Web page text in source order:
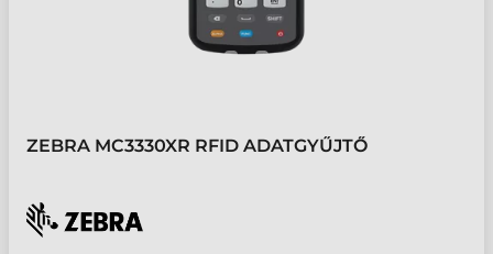
ZEBRA MC3330XR RFID ADATGYŰJTŐ